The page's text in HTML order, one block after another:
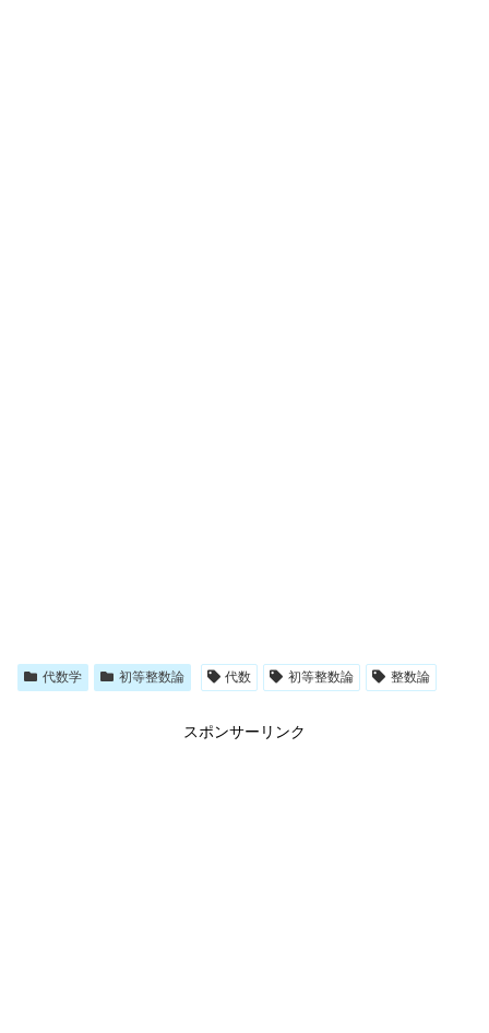
代数学 初等整数論 代数 初等整数論 整数論
スポンサーリンク